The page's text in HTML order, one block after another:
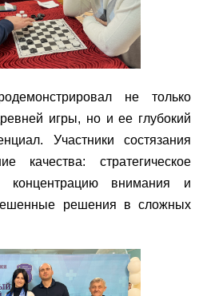
не только
игры, но и ее глубокий
Участники состязания
качества: стратегическое
концентрацию внимания и
решения в сложных